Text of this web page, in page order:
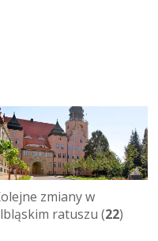
zmiany w
ratuszu (22)